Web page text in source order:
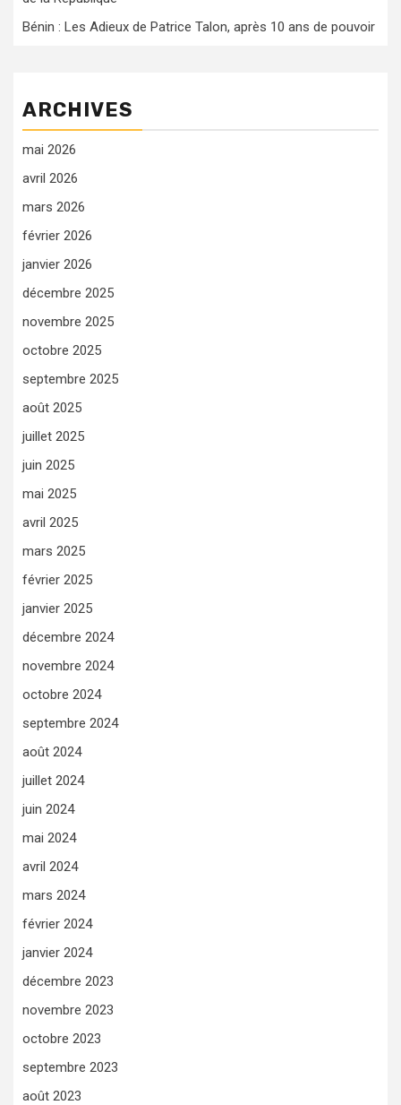
Bénin : Les Adieux de Patrice Talon, après 10 ans de pouvoir
ARCHIVES
mai 2026
avril 2026
mars 2026
février 2026
janvier 2026
décembre 2025
novembre 2025
octobre 2025
septembre 2025
août 2025
juillet 2025
juin 2025
mai 2025
avril 2025
mars 2025
février 2025
janvier 2025
décembre 2024
novembre 2024
octobre 2024
septembre 2024
août 2024
juillet 2024
juin 2024
mai 2024
avril 2024
mars 2024
février 2024
janvier 2024
décembre 2023
novembre 2023
octobre 2023
septembre 2023
août 2023